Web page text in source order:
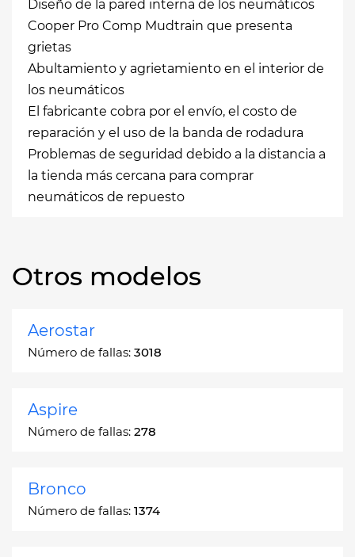
Diseño de la pared interna de los neumáticos
Cooper Pro Comp Mudtrain que presenta
grietas
Abultamiento y agrietamiento en el interior de
los neumáticos
El fabricante cobra por el envío, el costo de
reparación y el uso de la banda de rodadura
Problemas de seguridad debido a la distancia a
la tienda más cercana para comprar
neumáticos de repuesto
Otros modelos
Aerostar
Número de fallas: 3018
Aspire
Número de fallas: 278
Bronco
Número de fallas: 1374